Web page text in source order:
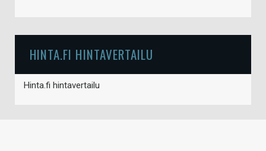
HINTA.FI HINTAVERTAILU
Hinta.fi hintavertailu